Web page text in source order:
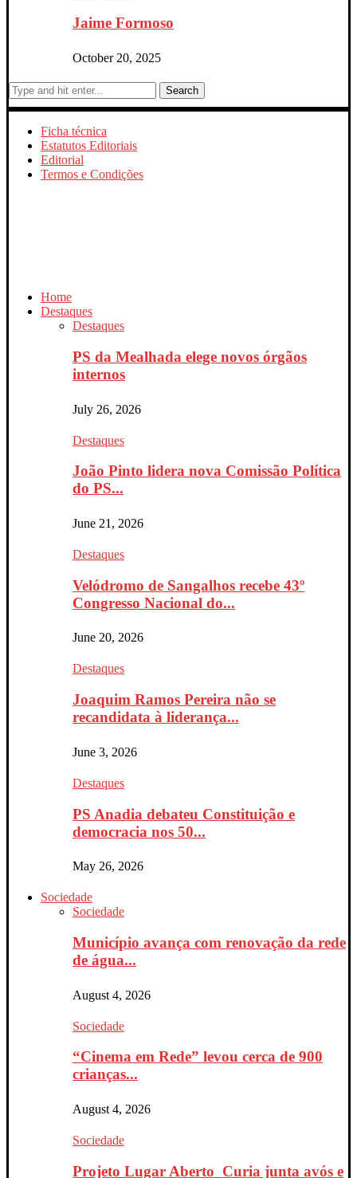
Jaime Formoso
October 20, 2025
Search
Ficha técnica
Estatutos Editoriais
Editorial
Termos e Condições
Home
Destaques
Destaques
PS da Mealhada elege novos órgãos
internos
July 26, 2026
Destaques
João Pinto lidera nova Comissão Política
do PS...
June 21, 2026
Destaques
Velódromo de Sangalhos recebe 43º
Congresso Nacional do...
June 20, 2026
Destaques
Joaquim Ramos Pereira não se
recandidata à liderança...
June 3, 2026
Destaques
PS Anadia debateu Constituição e
democracia nos 50...
May 26, 2026
Sociedade
Sociedade
Município avança com renovação da rede
de água...
August 4, 2026
Sociedade
“Cinema em Rede” levou cerca de 900
crianças...
August 4, 2026
Sociedade
Projeto Lugar Aberto_Curia junta avós e